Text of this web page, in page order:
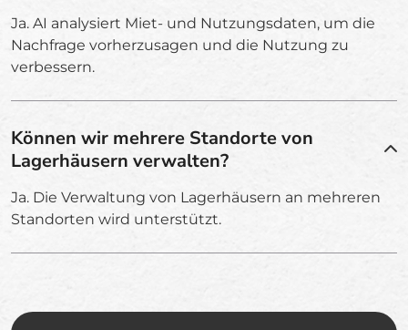
Ja. AI analysiert Miet- und Nutzungsdaten, um die
Nachfrage vorherzusagen und die Nutzung zu
verbessern.
Können wir mehrere Standorte von
Lagerhäusern verwalten?
Ja. Die Verwaltung von Lagerhäusern an mehreren
Standorten wird unterstützt.